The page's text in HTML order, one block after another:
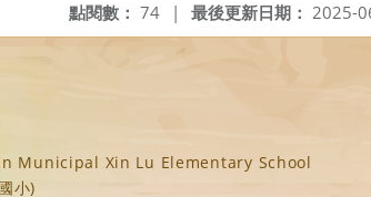
最後更新日期： 2025-
點閱數： 74 |
Municipal Xin Lu Elementary School
小)